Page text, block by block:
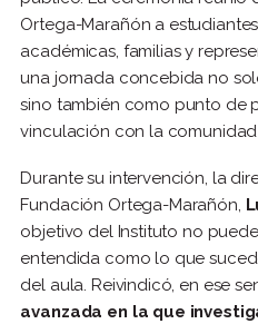
Ortega-Marañón a
académicas, familias y
una jornada concebida no
sino también como punto de
vinculación con la
Durante su intervención, la
Fundación Ortega-Marañón,
objetivo del Instituto no
entendida como lo que
del aula. Reivindicó, en ese
avanzada en la que